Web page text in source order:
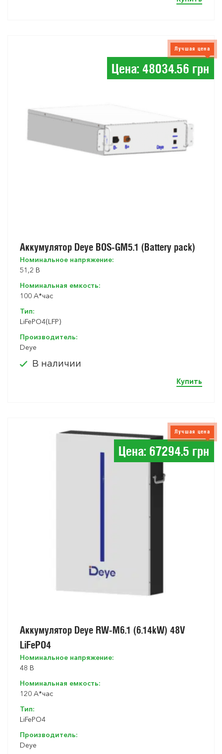
Цена: 48034.56 грн
Лучшая цена
Аккумулятор Deye BOS-GM5.1 (Battery pack)
Номинальное напряжение:
51,2 В
Номинальная емкость:
100 A*час
Тип:
LiFePO4(LFP)
Производитель:
Deye
В наличии
Купить
Цена: 67294.5 грн
Лучшая цена
Аккумулятор Deye RW-M6.1 (6.14kW) 48V
LiFePO4
Номинальное напряжение:
48 В
Номинальная емкость:
120 A*час
Тип:
LiFePO4
Производитель:
Deye